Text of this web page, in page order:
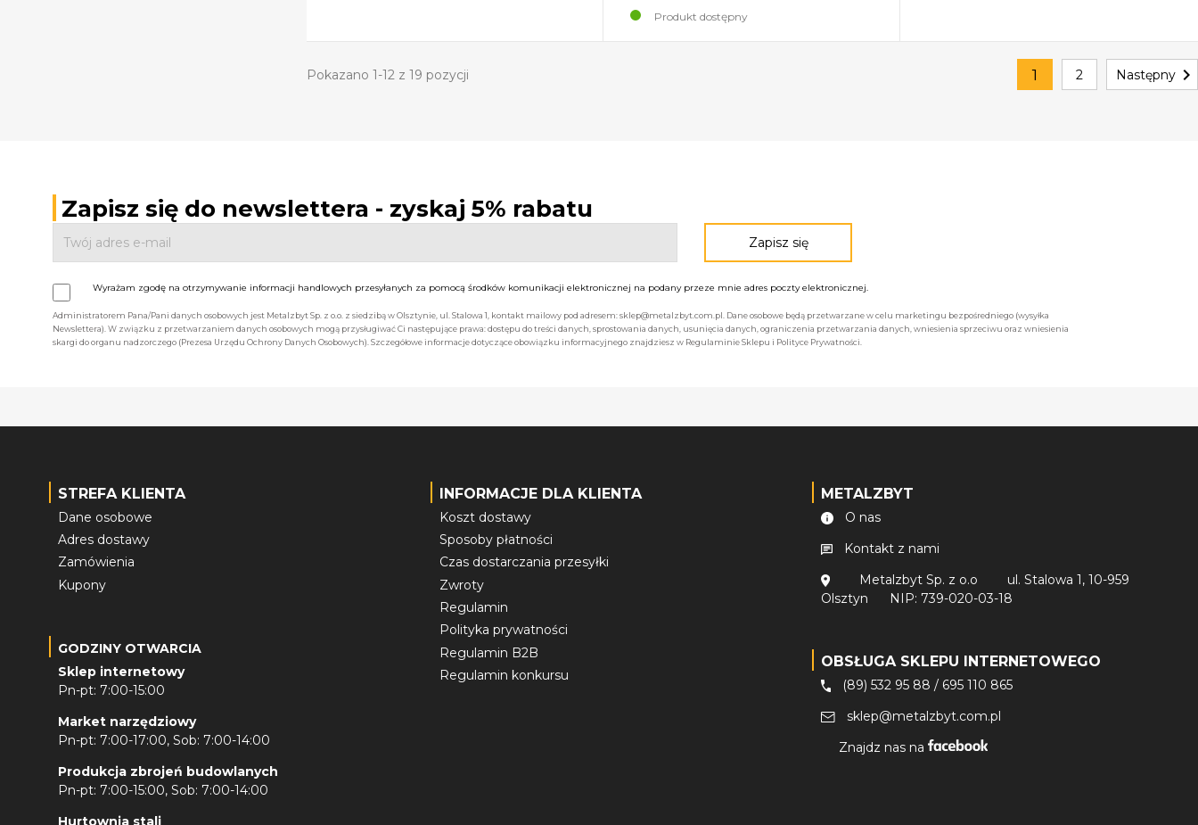
Produkt dostępny
Pokazano 1-12 z 19 pozycji 1 2 Następny
Zapisz się do newslettera - zyskaj 5% rabatu
Wyrażam zgodę na otrzymywanie informacji handlowych przesyłanych za pomocą środków komunikacji elektronicznej na podany przeze mnie adres poczty elektronicznej.
Administratorem Pana/Pani danych osobowych jest Metalzbyt Sp. z o.o. z siedzibą w Olsztynie, ul. Stalowa 1, kontakt mailowy pod adresem: sklep@metalzbyt.com.pl. Dane osobowe będą przetwarzane w celu marketingu bezpośredniego (wysyłka
Newslettera). W związku z przetwarzaniem danych osobowych mogą przysługiwać Ci następujące prawa: dostępu do treści danych, sprostowania danych, usunięcia danych, ograniczenia przetwarzania danych, wniesienia sprzeciwu oraz wniesienia
skargi do organu nadzorczego (Prezesa Urzędu Ochrony Danych Osobowych). Szczegółowe informacje dotyczące obowiązku informacyjnego znajdziesz w Regulaminie Sklepu i Polityce Prywatności.
STREFA KLIENTA
Dane osobowe
Adres dostawy
Zamówienia
Kupony
GODZINY OTWARCIA
Sklep internetowy
Pn-pt: 7:00-15:00
Market narzędziowy
Pn-pt: 7:00-17:00, Sob: 7:00-14:00
Produkcja zbrojeń budowlanych
Pn-pt: 7:00-15:00, Sob: 7:00-14:00
Hurtownia stali
INFORMACJE DLA KLIENTA
Koszt dostawy
Sposoby płatności
Czas dostarczania przesyłki
Zwroty
Regulamin
Polityka prywatności
Regulamin B2B
Regulamin konkursu
METALZBYT
O nas
Kontakt z nami
Metalzbyt Sp. z o.o
ul. Stalowa 1, 10-959
Olsztyn
NIP: 739-020-03-18
OBSŁUGA SKLEPU INTERNETOWEGO
(89) 532 95 88 / 695 110 865
sklep@metalzbyt.com.pl
Znajdz nas na